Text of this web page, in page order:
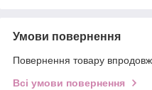
Умови повернення
Повернення товару
Всі умови повернення